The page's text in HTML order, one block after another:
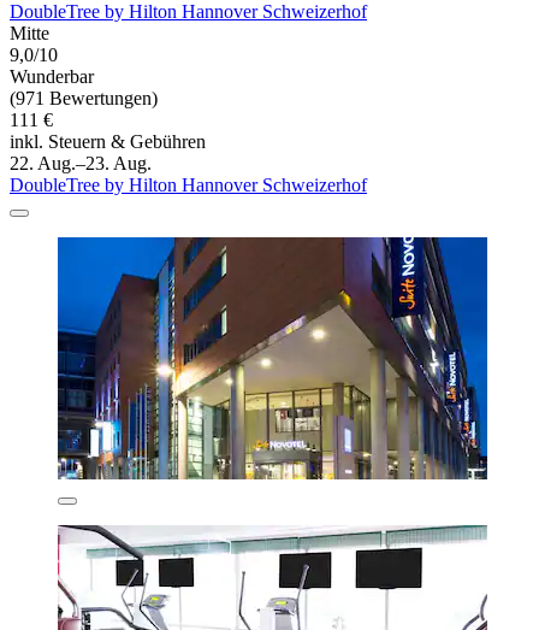
DoubleTree by Hilton Hannover Schweizerhof
Mitte
9,0/10
Wunderbar
(971 Bewertungen)
111 €
inkl. Steuern & Gebühren
22. Aug.–23. Aug.
DoubleTree by Hilton Hannover Schweizerhof